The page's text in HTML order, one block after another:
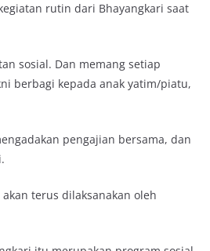
rutin dari Bhayangkari saat
sosial. Dan memang setiap
berbagi kepada anak yatim/piatu,
pengajian bersama, dan
terus dilaksanakan oleh